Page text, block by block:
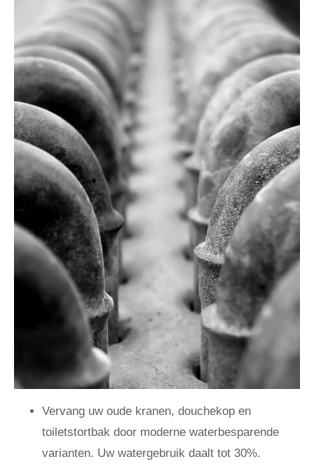
Vervang uw oude kranen, douchekop en
toiletstortbak door moderne waterbesparende
varianten. Uw watergebruik daalt tot 30%.